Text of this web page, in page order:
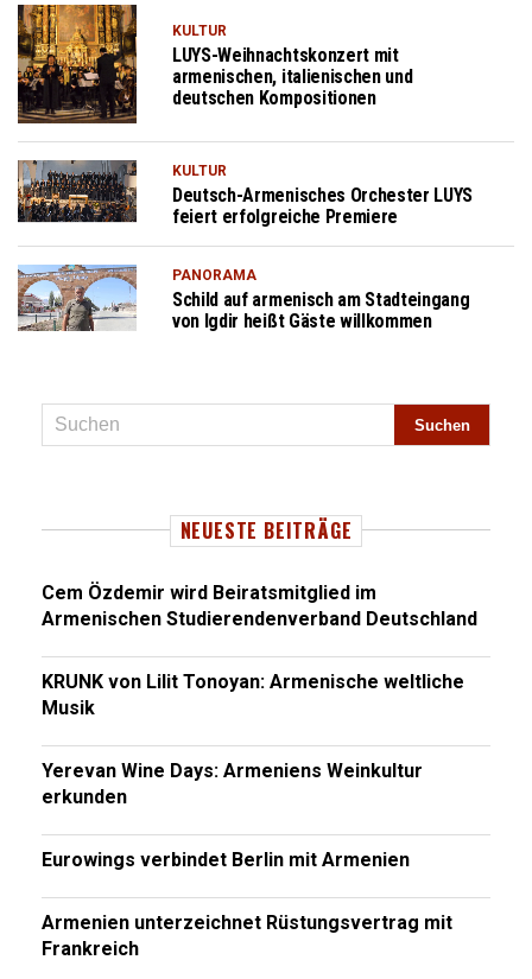
KULTUR
LUYS-Weihnachtskonzert mit
armenischen, italienischen und
deutschen Kompositionen
KULTUR
Deutsch-Armenisches Orchester LUYS
feiert erfolgreiche Premiere
PANORAMA
Schild auf armenisch am Stadteingang
von Igdir heißt Gäste willkommen
NEUESTE BEITRÄGE
Cem Özdemir wird Beiratsmitglied im
Armenischen Studierendenverband Deutschland
KRUNK von Lilit Tonoyan: Armenische weltliche
Musik
Yerevan Wine Days: Armeniens Weinkultur
erkunden
Eurowings verbindet Berlin mit Armenien
Armenien unterzeichnet Rüstungsvertrag mit
Frankreich